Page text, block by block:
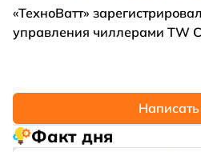
«ТехноВатт»
управления чиллерами TW
Факт дня